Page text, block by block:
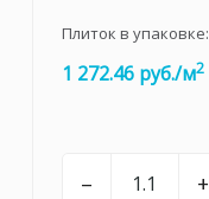
Плиток в упаковке:
1 272.46 руб./м2
– +